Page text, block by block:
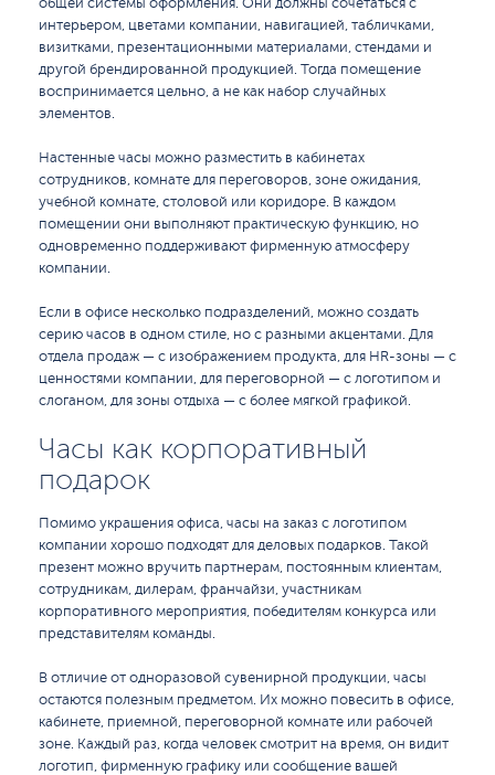
общей системы оформления. Они должны сочетаться с
интерьером, цветами компании, навигацией, табличками,
визитками, презентационными материалами, стендами и
другой брендированной продукцией. Тогда помещение
воспринимается цельно, а не как набор случайных
элементов.
Настенные часы можно разместить в кабинетах
сотрудников, комнате для переговоров, зоне ожидания,
учебной комнате, столовой или коридоре. В каждом
помещении они выполняют практическую функцию, но
одновременно поддерживают фирменную атмосферу
компании.
Если в офисе несколько подразделений, можно создать
серию часов в одном стиле, но с разными акцентами. Для
отдела продаж — с изображением продукта, для HR-зоны — с
ценностями компании, для переговорной — с логотипом и
слоганом, для зоны отдыха — с более мягкой графикой.
Часы как корпоративный
подарок
Помимо украшения офиса, часы на заказ с логотипом
компании хорошо подходят для деловых подарков. Такой
презент можно вручить партнерам, постоянным клиентам,
сотрудникам, дилерам, франчайзи, участникам
корпоративного мероприятия, победителям конкурса или
представителям команды.
В отличие от одноразовой сувенирной продукции, часы
остаются полезным предметом. Их можно повесить в офисе,
кабинете, приемной, переговорной комнате или рабочей
зоне. Каждый раз, когда человек смотрит на время, он видит
логотип, фирменную графику или сообщение вашей